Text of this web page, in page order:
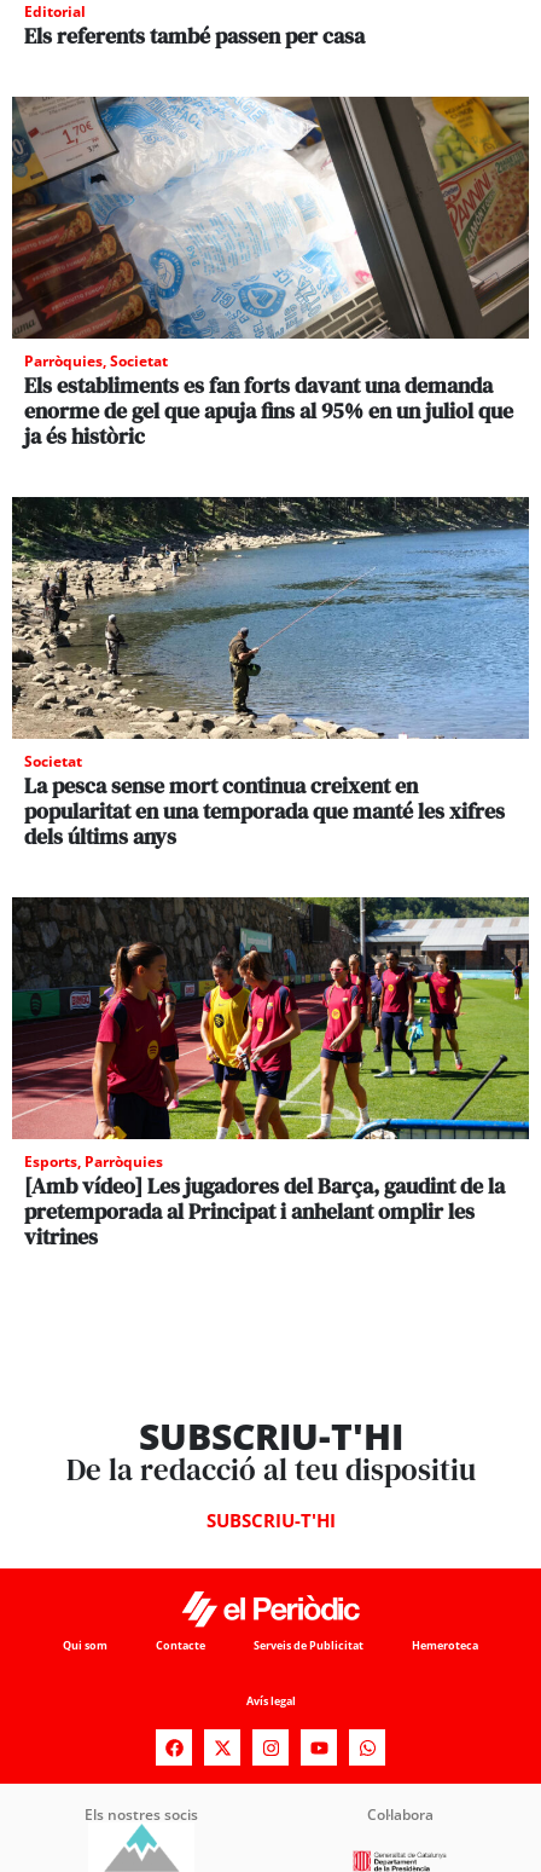
Editorial
Els referents també passen per casa
Parròquies,Societat
Els establiments es fan forts davant una demanda
enorme de gel que apuja fins al 95% en un juliol que
ja és històric
Societat
La pesca sense mort continua creixent en
popularitat en una temporada que manté les xifres
dels últims anys
Esports, Parròquies
[Amb vídeo] Les jugadores del Barça, gaudint de la
pretemporada al Principat i anhelant omplir les
vitrines
SUBSCRIU-T'HI
De la redacció al teu dispositiu
SUBSCRIU-T'HI
Qui som Contacte Serveis de Publicitat Hemeroteca
Avís legal
Els nostres socis Col·labora